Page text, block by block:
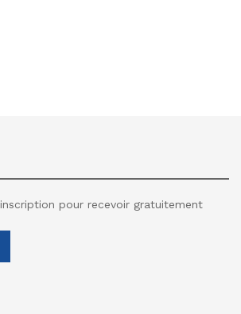
pour recevoir gratuitement